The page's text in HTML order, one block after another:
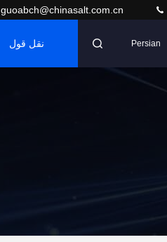
guoabch@chinasalt.com.cn
Persian نقل قول